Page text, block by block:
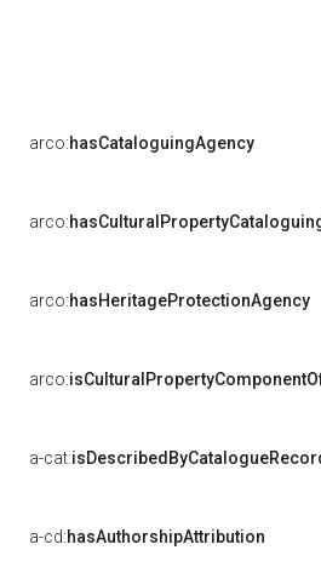
arco:hasCataloguingAgency
arco:
arco:hasHeritageProtectionAgency
arco:
a-cat:
a-cd:hasAuthorshipAttribution